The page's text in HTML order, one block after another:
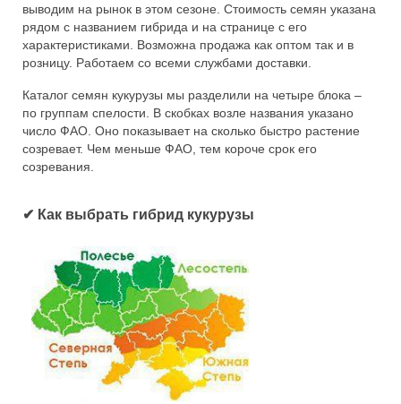
выводим на рынок в этом сезоне. Стоимость семян указана
рядом с названием гибрида и на странице с его
характеристиками. Возможна продажа как оптом так и в
розницу. Работаем со всеми службами доставки.
Каталог семян кукурузы мы разделили на четыре блока –
по группам спелости. В скобках возле названия указано
число ФАО. Оно показывает на сколько быстро растение
созревает. Чем меньше ФАО, тем короче срок его
созревания.
✔ Как выбрать гибрид кукурузы